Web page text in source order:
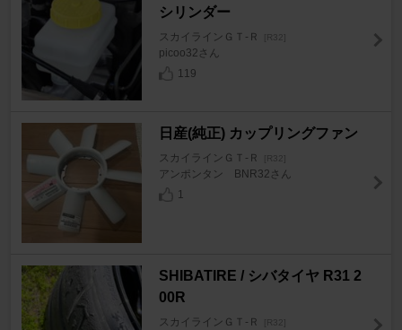
シリンダー
スカイラインＧＴ‐Ｒ [R32]
picoo32さん
119
日産(純正) カップリングファン
スカイラインＧＴ‐Ｒ [R32]
アンポンタン BNR32さん
1
SHIBATIRE / シバタイヤ R31 2
00R
スカイラインＧＴ‐Ｒ [R32]